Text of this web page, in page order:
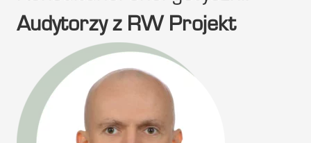
Audytorzy z RW Projekt